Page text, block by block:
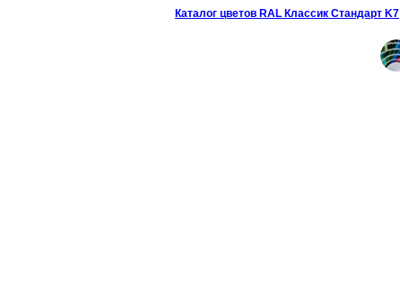
Каталог цветов RAL Классик Стандарт K7